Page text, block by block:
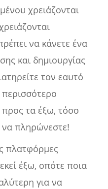
χρειάζονται
να κάνετε ένα
και δημιουργίας
τον εαυτό
προς τα έξω, τόσο
να πληρώνεστε!
πλατφόρμες
έξω, οπότε ποια
για να